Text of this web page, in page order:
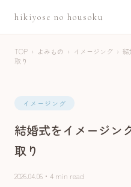
hikiyose no housoku
TOP › よみもの › イメージング › 結
取り
イメージング
結婚式をイメージン
取り
2026.04.06 ・ 4 min read